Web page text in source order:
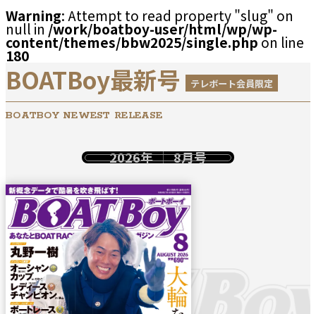
Warning: Attempt to read property "slug" on
null in /work/boatboy-user/html/wp/wp-
content/themes/bbw2025/single.php on line
180
BOATBoy最新号 テレボート会員限定
BOATBOY NEWEST RELEASE
2026年 8月号